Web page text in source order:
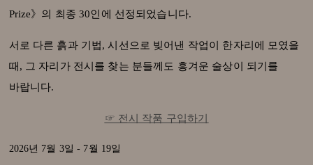
Prize》의 최종 30인에 선정되었습니다.
서로 다른 흙과 기법, 시선으로 빚어낸 작업이 한자리에 모였을
때, 그 자리가 전시를 찾는 분들께도 흥겨운 술상이 되기를
바랍니다.
☞ 전시 작품 구입하기
2026년 7월 3일 - 7월 19일